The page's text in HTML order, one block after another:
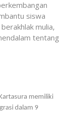
siswa
mulia,
tentang
memiliki
dalam 9